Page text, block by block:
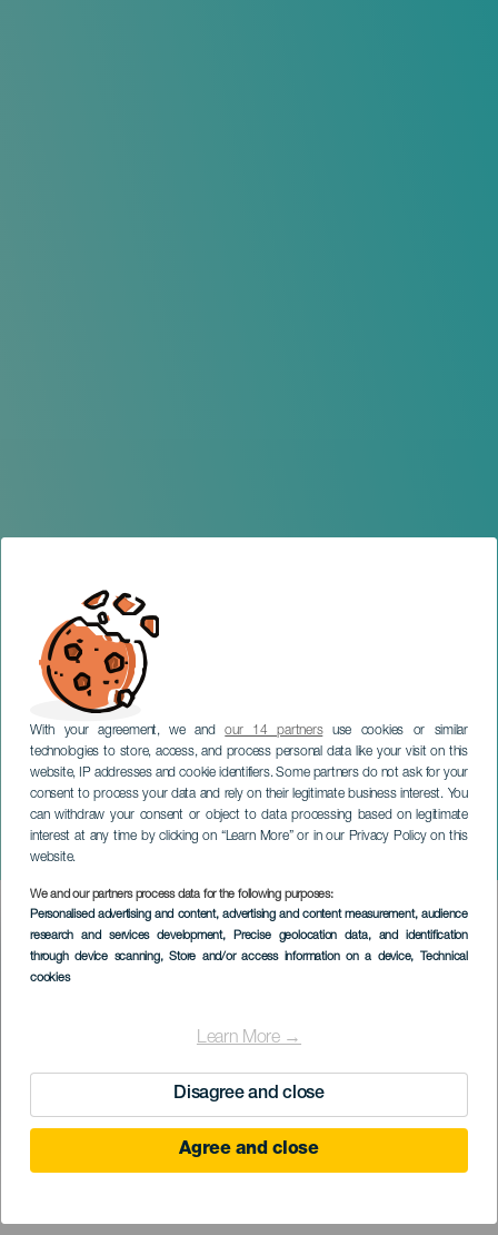
With your agreement, we andour 14 partnersuse cookies or similar
technologies to store, access, and process personal data like your visit on this
website, IP addresses and cookie identifiers. Some partners do not ask for your
consent to process your data and rely on their legitimate business interest. You
can withdraw your consent or object to data processing based on legitimate
interest at any time by clicking on “Learn More” or in our Privacy Policy on this
website.
We and our partners process data for the following purposes:
Personalised advertising and content, advertising and content measurement, audience
research and services development, Precise geolocation data, and identification
through device scanning, Store and/or access information on a device, Technical
cookies
Learn More →
Disagree and close
Agree and close
Almáciga Surfing
TENERIFE
Imagen
Listado